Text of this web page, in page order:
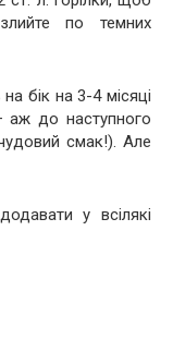
по темних
бік на 3-4 місяці
аж до наступного
смак!). Але
у всілякі